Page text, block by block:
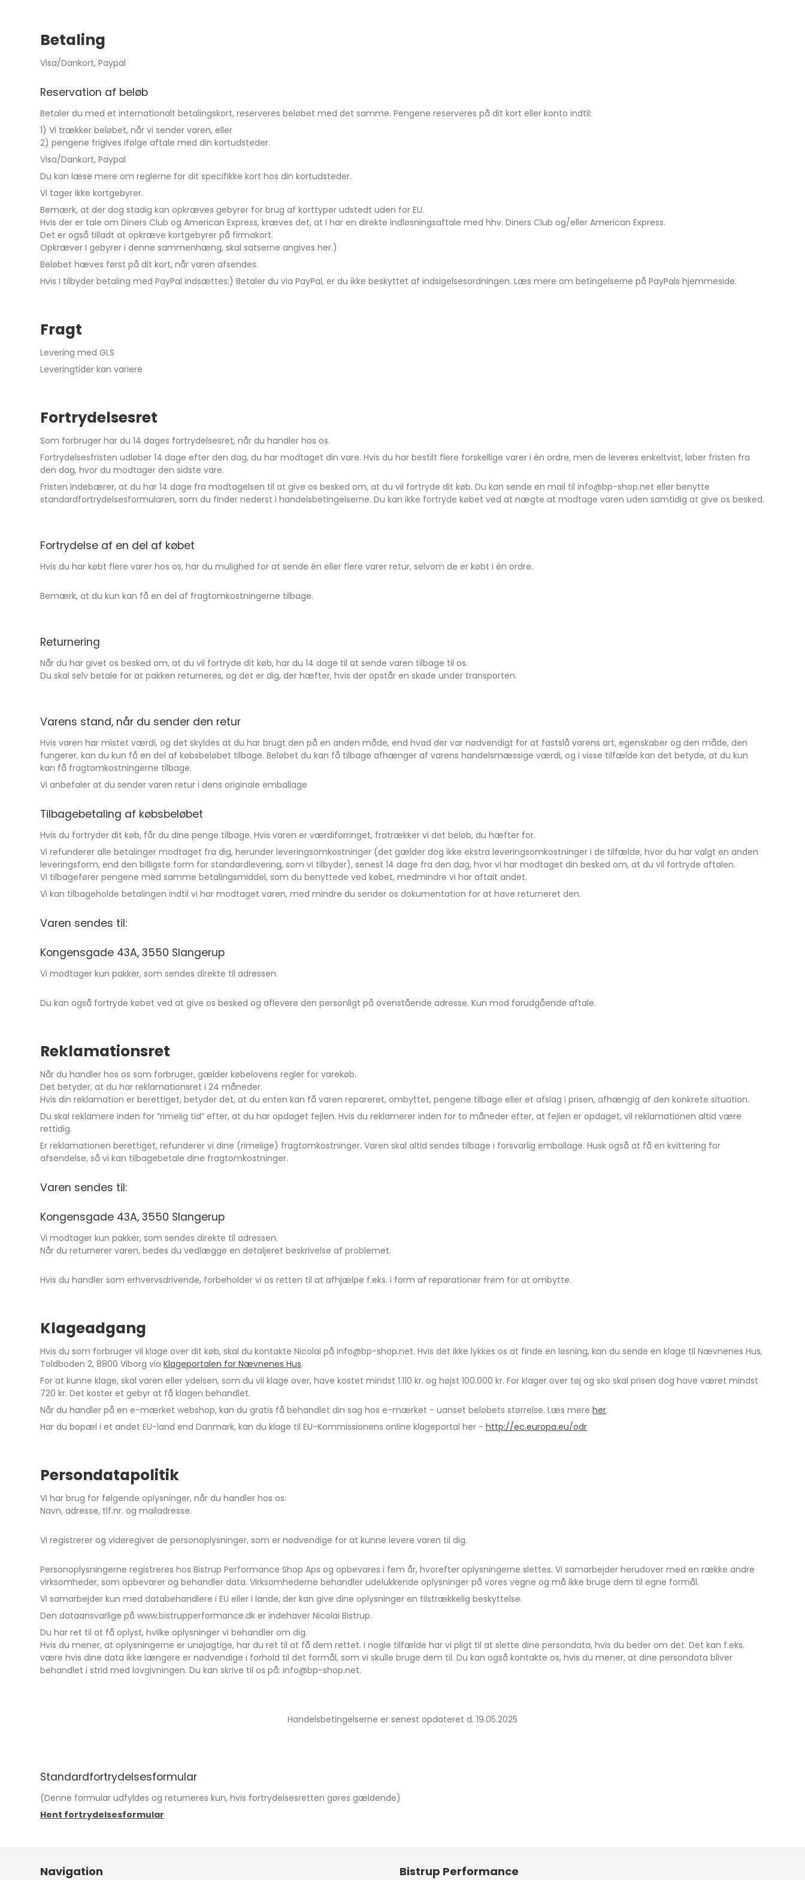
Betaling
Visa/Dankort, Paypal
Reservation af beløb
Betaler du med et internationalt betalingskort, reserveres beløbet med det samme. Pengene reserveres på dit kort eller konto indtil:
1) Vi trækker beløbet, når vi sender varen, eller
2) pengene frigives ifølge aftale med din kortudsteder.
Visa/Dankort, Paypal
Du kan læse mere om reglerne for dit specifikke kort hos din kortudsteder.
Vi tager ikke kortgebyrer.
Bemærk, at der dog stadig kan opkræves gebyrer for brug af korttyper udstedt uden for EU.
Hvis der er tale om Diners Club og American Express, kræves det, at I har en direkte indløsningsaftale med hhv. Diners Club og/eller American Express.
Det er også tilladt at opkræve kortgebyrer på firmakort.
Opkræver I gebyrer i denne sammenhæng, skal satserne angives her.)
Beløbet hæves først på dit kort, når varen afsendes.
Hvis I tilbyder betaling med PayPal indsættes:) Betaler du via PayPal, er du ikke beskyttet af indsigelsesordningen. Læs mere om betingelserne på PayPals hjemmeside.
Fragt
Levering med GLS
Leveringtider kan variere
Fortrydelsesret
Som forbruger har du 14 dages fortrydelsesret, når du handler hos os.
Fortrydelsesfristen udløber 14 dage efter den dag, du har modtaget din vare. Hvis du har bestilt flere forskellige varer i én ordre, men de leveres enkeltvist, løber fristen fra
den dag, hvor du modtager den sidste vare.
Fristen indebærer, at du har 14 dage fra modtagelsen til at give os besked om, at du vil fortryde dit køb. Du kan sende en mail til info@bp-shop.net eller benytte
standardfortrydelsesformularen, som du finder nederst i handelsbetingelserne. Du kan ikke fortryde købet ved at nægte at modtage varen uden samtidig at give os besked.
Fortrydelse af en del af købet
Hvis du har købt flere varer hos os, har du mulighed for at sende én eller flere varer retur, selvom de er købt i én ordre.
Bemærk, at du kun kan få en del af fragtomkostningerne tilbage.
Returnering
Når du har givet os besked om, at du vil fortryde dit køb, har du 14 dage til at sende varen tilbage til os.
Du skal selv betale for at pakken returneres, og det er dig, der hæfter, hvis der opstår en skade under transporten.
Varens stand, når du sender den retur
Hvis varen har mistet værdi, og det skyldes at du har brugt den på en anden måde, end hvad der var nødvendigt for at fastslå varens art, egenskaber og den måde, den
fungerer, kan du kun få en del af købsbeløbet tilbage. Beløbet du kan få tilbage afhænger af varens handelsmæssige værdi, og i visse tilfælde kan det betyde, at du kun
kan få fragtomkostningerne tilbage.
Vi anbefaler at du sender varen retur i dens originale emballage
Tilbagebetaling af købsbeløbet
Hvis du fortryder dit køb, får du dine penge tilbage. Hvis varen er værdiforringet, fratrækker vi det beløb, du hæfter for.
Vi refunderer alle betalinger modtaget fra dig, herunder leveringsomkostninger (det gælder dog ikke ekstra leveringsomkostninger i de tilfælde, hvor du har valgt en anden
leveringsform, end den billigste form for standardlevering, som vi tilbyder), senest 14 dage fra den dag, hvor vi har modtaget din besked om, at du vil fortryde aftalen.
Vi tilbagefører pengene med samme betalingsmiddel, som du benyttede ved købet, medmindre vi har aftalt andet.
Vi kan tilbageholde betalingen indtil vi har modtaget varen, med mindre du sender os dokumentation for at have returneret den.
Varen sendes til:
Kongensgade 43A, 3550 Slangerup
Vi modtager kun pakker, som sendes direkte til adressen.
Du kan også fortryde købet ved at give os besked og aflevere den personligt på ovenstående adresse. Kun mod forudgående aftale.
Reklamationsret
Når du handler hos os som forbruger, gælder købelovens regler for varekøb.
Det betyder, at du har reklamationsret i 24 måneder.
Hvis din reklamation er berettiget, betyder det, at du enten kan få varen repareret, ombyttet, pengene tilbage eller et afslag i prisen, afhængig af den konkrete situation.
Du skal reklamere inden for ”rimelig tid” efter, at du har opdaget fejlen. Hvis du reklamerer inden for to måneder efter, at fejlen er opdaget, vil reklamationen altid være
rettidig.
Er reklamationen berettiget, refunderer vi dine (rimelige) fragtomkostninger. Varen skal altid sendes tilbage i forsvarlig emballage. Husk også at få en kvittering for
afsendelse, så vi kan tilbagebetale dine fragtomkostninger.
Varen sendes til:
Kongensgade 43A, 3550 Slangerup
Vi modtager kun pakker, som sendes direkte til adressen.
Når du returnerer varen, bedes du vedlægge en detaljeret beskrivelse af problemet.
Hvis du handler som erhvervsdrivende, forbeholder vi os retten til at afhjælpe f.eks. i form af reparationer frem for at ombytte.
Klageadgang
Hvis du som forbruger vil klage over dit køb, skal du kontakte Nicolai på info@bp-shop.net. Hvis det ikke lykkes os at finde en løsning, kan du sende en klage til Nævnenes Hus,
Toldboden 2, 8800 Viborg viaKlageportalen for Nævnenes Hus.
For at kunne klage, skal varen eller ydelsen, som du vil klage over, have kostet mindst 1.110 kr. og højst 100.000 kr. For klager over tøj og sko skal prisen dog have været mindst
720 kr. Det koster et gebyr at få klagen behandlet.
Når du handler på en e-mærket webshop, kan du gratis få behandlet din sag hos e-mærket - uanset beløbets størrelse. Læs mereher.
Har du bopæl i et andet EU-land end Danmark, kan du klage til EU-Kommissionens online klageportal her -http://ec.europa.eu/odr
Persondatapolitik
Vi har brug for følgende oplysninger, når du handler hos os:
Navn, adresse, tlf.nr. og mailadresse.
Vi registrerer og videregiver de personoplysninger, som er nødvendige for at kunne levere varen til dig.
Personoplysningerne registreres hos Bistrup Performance Shop Aps og opbevares i fem år, hvorefter oplysningerne slettes. Vi samarbejder herudover med en række andre
virksomheder, som opbevarer og behandler data. Virksomhederne behandler udelukkende oplysninger på vores vegne og må ikke bruge dem til egne formål.
Vi samarbejder kun med databehandlere i EU eller i lande, der kan give dine oplysninger en tilstrækkelig beskyttelse.
Den dataansvarlige på www.bistrupperformance.dk er indehaver Nicolai Bistrup.
Du har ret til at få oplyst, hvilke oplysninger vi behandler om dig.
Hvis du mener, at oplysningerne er unøjagtige, har du ret til at få dem rettet. I nogle tilfælde har vi pligt til at slette dine persondata, hvis du beder om det. Det kan f.eks.
være hvis dine data ikke længere er nødvendige i forhold til det formål, som vi skulle bruge dem til. Du kan også kontakte os, hvis du mener, at dine persondata bliver
behandlet i strid med lovgivningen. Du kan skrive til os på: info@bp-shop.net.
Handelsbetingelserne er senest opdateret d. 19.05.2025
Standardfortrydelsesformular
(Denne formular udfyldes og returneres kun, hvis fortrydelsesretten gøres gældende)
Hent fortrydelsesformular
Navigation Bistrup Performance